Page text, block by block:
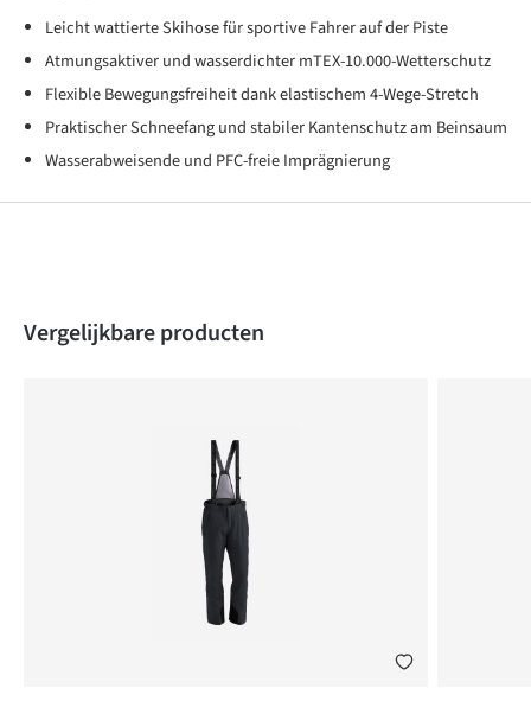
Leicht wattierte Skihose für sportive Fahrer auf der Piste
Atmungsaktiver und wasserdichter mTEX-10.000-Wetterschutz
Flexible Bewegungsfreiheit dank elastischem 4-Wege-Stretch
Praktischer Schneefang und stabiler Kantenschutz am Beinsaum
Wasserabweisende und PFC-freie Imprägnierung
Produktgalerie überspringen
Vergelijkbare producten